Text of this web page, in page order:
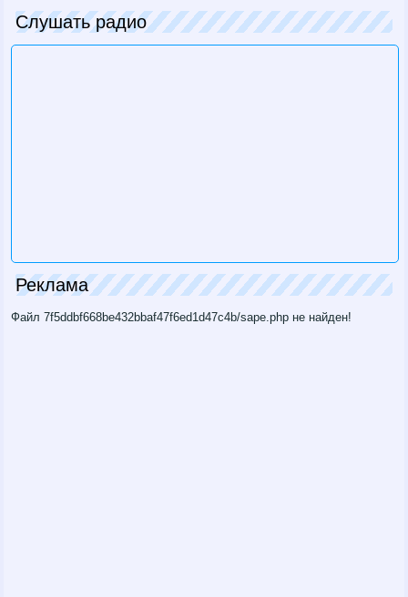
Слушать радио
Реклама
Файл 7f5ddbf668be432bbaf47f6ed1d47c4b/sape.php не найден!